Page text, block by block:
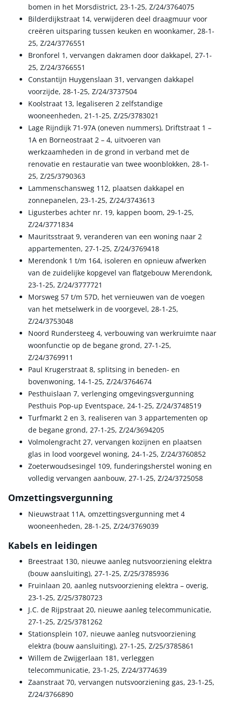
bomen in het Morsdistrict, 23-1-25, Z/24/3764075
Bilderdijkstraat 14, verwijderen deel draagmuur voor
creëren uitsparing tussen keuken en woonkamer, 28-1-
25, Z/24/3776551
Bronforel 1, vervangen dakramen door dakkapel, 27-1-
25, Z/24/3766551
Constantijn Huygenslaan 31, vervangen dakkapel
voorzijde, 28-1-25, Z/24/3737504
Koolstraat 13, legaliseren 2 zelfstandige
wooneenheden, 21-1-25, Z/25/3783021
Lage Rijndijk 71-97A (oneven nummers), Driftstraat 1 –
1A en Borneostraat 2 – 4, uitvoeren van
werkzaamheden in de grond in verband met de
renovatie en restauratie van twee woonblokken, 28-1-
25, Z/25/3790363
Lammenschansweg 112, plaatsen dakkapel en
zonnepanelen, 23-1-25, Z/24/3743613
Ligusterbes achter nr. 19, kappen boom, 29-1-25,
Z/24/3771834
Mauritsstraat 9, veranderen van een woning naar 2
appartementen, 27-1-25, Z/24/3769418
Merendonk 1 t/m 164, isoleren en opnieuw afwerken
van de zuidelijke kopgevel van flatgebouw Merendonk,
23-1-25, Z/24/3777721
Morsweg 57 t/m 57D, het vernieuwen van de voegen
van het metselwerk in de voorgevel, 28-1-25,
Z/24/3753048
Noord Rundersteeg 4, verbouwing van werkruimte naar
woonfunctie op de begane grond, 27-1-25,
Z/24/3769911
Paul Krugerstraat 8, splitsing in beneden- en
bovenwoning, 14-1-25, Z/24/3764674
Pesthuislaan 7, verlenging omgevingsvergunning
Pesthuis Pop-up Eventspace, 24-1-25, Z/24/3748519
Turfmarkt 2 en 3, realiseren van 3 appartementen op
de begane grond, 27-1-25, Z/24/3694205
Volmolengracht 27, vervangen kozijnen en plaatsen
glas in lood voorgevel woning, 24-1-25, Z/24/3760852
Zoeterwoudsesingel 109, funderingsherstel woning en
volledig vervangen aanbouw, 27-1-25, Z/24/3725058
Omzettingsvergunning
Nieuwstraat 11A, omzettingsvergunning met 4
wooneenheden, 28-1-25, Z/24/3769039
Kabels en leidingen
Breestraat 130, nieuwe aanleg nutsvoorziening elektra
(bouw aansluiting), 27-1-25, Z/25/3785936
Fruinlaan 20, aanleg nutsvoorziening elektra – overig,
23-1-25, Z/25/3780723
J.C. de Rijpstraat 20, nieuwe aanleg telecommunicatie,
27-1-25, Z/25/3781262
Stationsplein 107, nieuwe aanleg nutsvoorziening
elektra (bouw aansluiting), 27-1-25, Z/25/3785861
Willem de Zwijgerlaan 181, verleggen
telecommunicatie, 23-1-25, Z/24/3774639
Zaanstraat 70, vervangen nutsvoorziening gas, 23-1-25,
Z/24/3766890